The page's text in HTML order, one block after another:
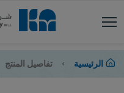
الرئيسية تفاصيل المنتج